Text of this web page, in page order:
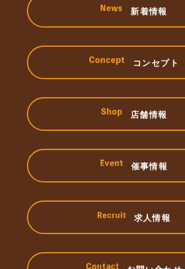
新着情報
コンセプト
店舗情報
催事情報
求人情報